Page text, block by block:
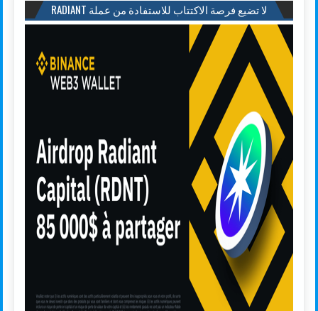
لا تضيع فرصة الاكتتاب للاستفادة من عملة RADIANT